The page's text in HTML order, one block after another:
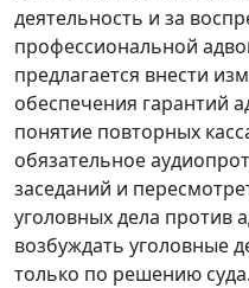
деятельность и за
профессиональной
предлагается внести
обеспечения гарантий
понятие повторных
обязательное
заседаний и
уголовных дела против
возбуждать уголовные
только по решению суда.